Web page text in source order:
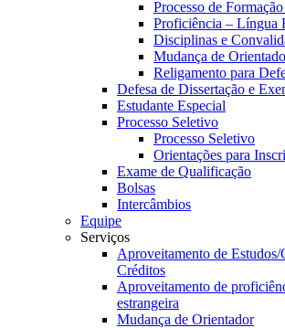
Processo de
Proficiência – Língua
Disciplinas e
Mudança de
Religamento para
Defesa de Dissertação e
Estudante Especial
Processo Seletivo
Processo Seletivo
Orientações para
Exame de Qualificação
Bolsas
Intercâmbios
Equipe
Serviços
Aproveitamento de
Créditos
Aproveitamento de
estrangeira
Mudança de Orientador